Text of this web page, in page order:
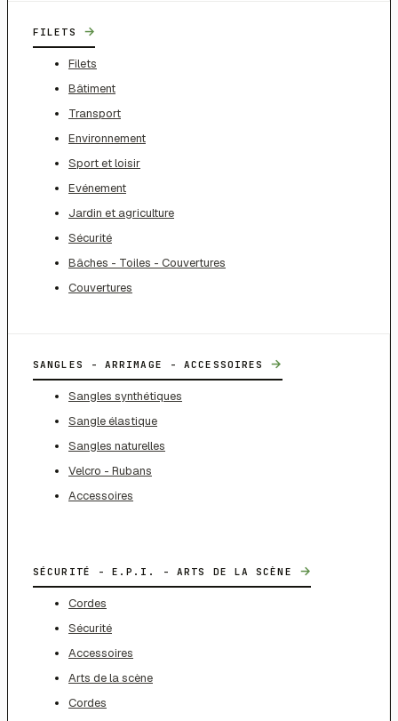
FILETS →
Filets
Bâtiment
Transport
Environnement
Sport et loisir
Evénement
Jardin et agriculture
Sécurité
Bâches - Toiles - Couvertures
Couvertures
SANGLES - ARRIMAGE - ACCESSOIRES →
Sangles synthétiques
Sangle élastique
Sangles naturelles
Velcro - Rubans
Accessoires
SÉCURITÉ - E.P.I. - ARTS DE LA SCÈNE →
Cordes
Sécurité
Accessoires
Arts de la scène
Cordes